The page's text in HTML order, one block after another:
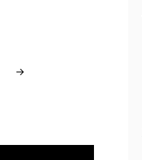
→